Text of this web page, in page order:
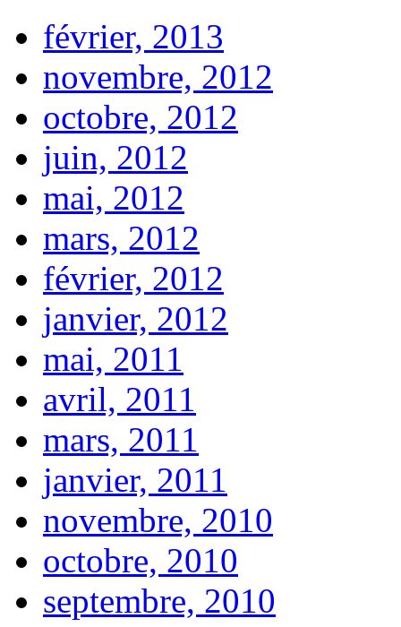
février, 2013
novembre, 2012
octobre, 2012
juin, 2012
mai, 2012
mars, 2012
février, 2012
janvier, 2012
mai, 2011
avril, 2011
mars, 2011
janvier, 2011
novembre, 2010
octobre, 2010
septembre, 2010